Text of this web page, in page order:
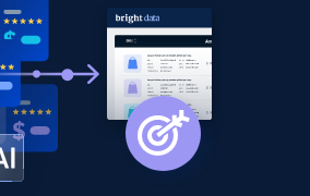
code, Model number,
name, Manufacturer,
353+ Jetzt anfangen